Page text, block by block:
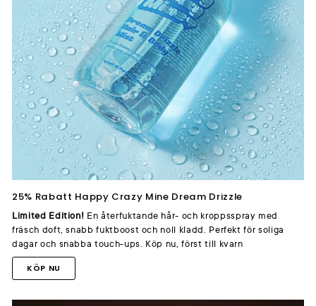
25% Rabatt Happy Crazy Mine Dream Drizzle
Limited Edition! En återfuktande hår- och kroppsspray med
fräsch doft, snabb fuktboost och noll kladd. Perfekt för soliga
dagar och snabba touch-ups. Köp nu, först till kvarn
KÖP NU